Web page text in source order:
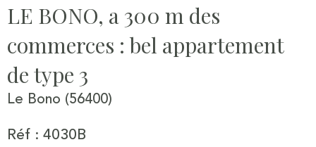
LE BONO, a 300 m des
commerces : bel appartement
de type 3
Le Bono (56400)
Réf : 4030B